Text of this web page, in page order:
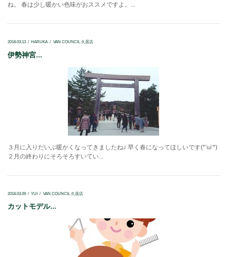
ね。 春は少し暖かい色味がおススメですよ。...
2018.03.13 HARUKA VAN COUNCIL 久居店
伊勢神宮...
３月に入りだいぶ暖かくなってきましたね♪ 早く春になってほしいです(*’ω’*)
２月の終わりにそろそろすいてい...
2018.03.09 YUI VAN COUNCIL 久居店
カットモデル...